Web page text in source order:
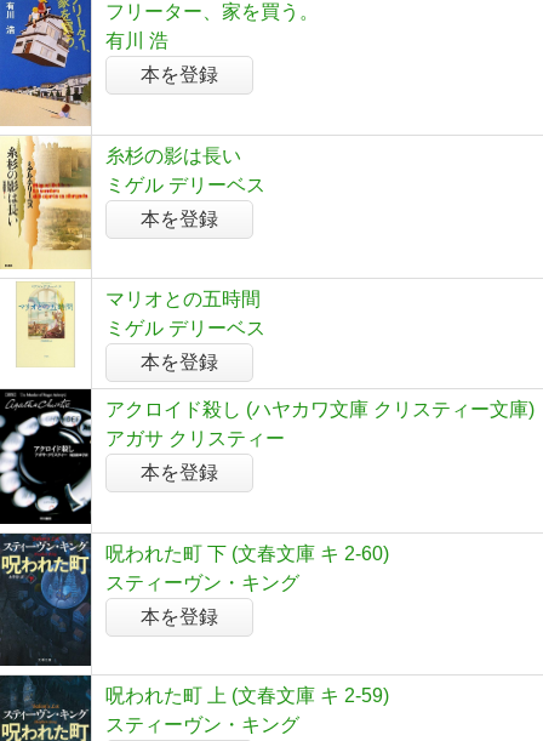
フリーター、家を買う。
有川 浩
本を登録
糸杉の影は長い
ミゲル デリーベス
本を登録
マリオとの五時間
ミゲル デリーベス
本を登録
アクロイド殺し (ハヤカワ文庫 クリスティー文庫)
アガサ クリスティー
本を登録
呪われた町 下 (文春文庫 キ 2-60)
スティーヴン・キング
本を登録
呪われた町 上 (文春文庫 キ 2-59)
スティーヴン・キング